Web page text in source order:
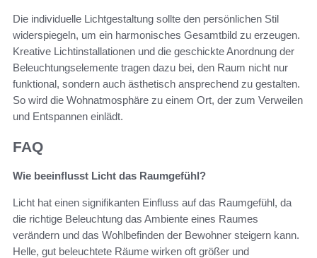
Die individuelle Lichtgestaltung sollte den persönlichen Stil
widerspiegeln, um ein harmonisches Gesamtbild zu erzeugen.
Kreative Lichtinstallationen und die geschickte Anordnung der
Beleuchtungselemente tragen dazu bei, den Raum nicht nur
funktional, sondern auch ästhetisch ansprechend zu gestalten.
So wird die Wohnatmosphäre zu einem Ort, der zum Verweilen
und Entspannen einlädt.
FAQ
Wie beeinflusst Licht das Raumgefühl?
Licht hat einen signifikanten Einfluss auf das Raumgefühl, da
die richtige Beleuchtung das Ambiente eines Raumes
verändern und das Wohlbefinden der Bewohner steigern kann.
Helle, gut beleuchtete Räume wirken oft größer und